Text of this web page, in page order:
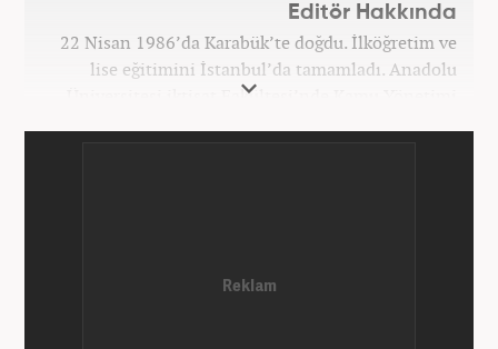
Editör Hakkında
22 Nisan 1986’da Karabük’te doğdu. İlköğretim ve
lise eğitimini İstanbul’da tamamladı. Anadolu
Üniversitesi iktisat Fakültesi’nde Kamu Yönetimi